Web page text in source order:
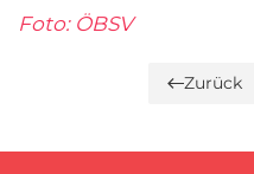
Foto: ÖBSV
Zurück